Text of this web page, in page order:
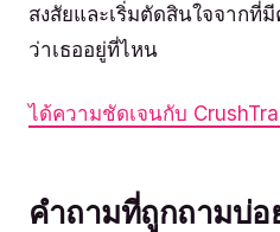
สงสัยและเริ่มตัดสินใจจากที่
ว่าเธออยู่ที่ไหน
ได้ความชัดเจนกับ
คำถามที่ถูกถามบ่อ